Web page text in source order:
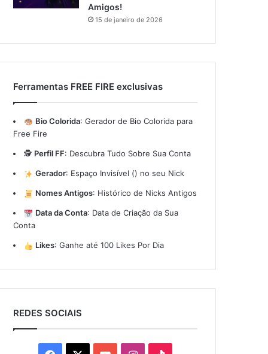
Amigos!
15 de janeiro de 2026
Ferramentas FREE FIRE exclusivas
Bio Colorida: Gerador de Bio Colorida para
Free Fire
🕵️ Perfil FF: Descubra Tudo Sobre Sua Conta
Gerador: Espaço Invisível (ㅤ) no seu Nick
Nomes Antigos: Histórico de Nicks Antigos
Data da Conta: Data de Criação da Sua
Conta
Likes: Ganhe até 100 Likes Por Dia
REDES SOCIAIS